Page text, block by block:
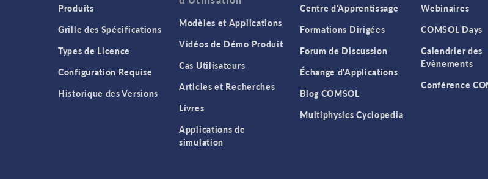
Produits
Grille des Spécifications
Types de Licence
Configuration Requise
Historique des Versions
Modèles et Applications
Vidéos de Démo Produit
Cas Utilisateurs
Articles et Recherches
Livres
Applications de
simulation
Centre d'Apprentissage
Formations Dirigées
Forum de Discussion
Échange d'Applications
Blog COMSOL
Multiphysics Cyclopedia
Webinaires
COMSOL Days
Calendrier des
Evènements
Conférence